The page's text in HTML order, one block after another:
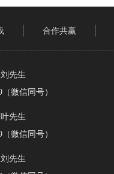
先生
微信同号）
先生
微信同号）
先生
合作共赢